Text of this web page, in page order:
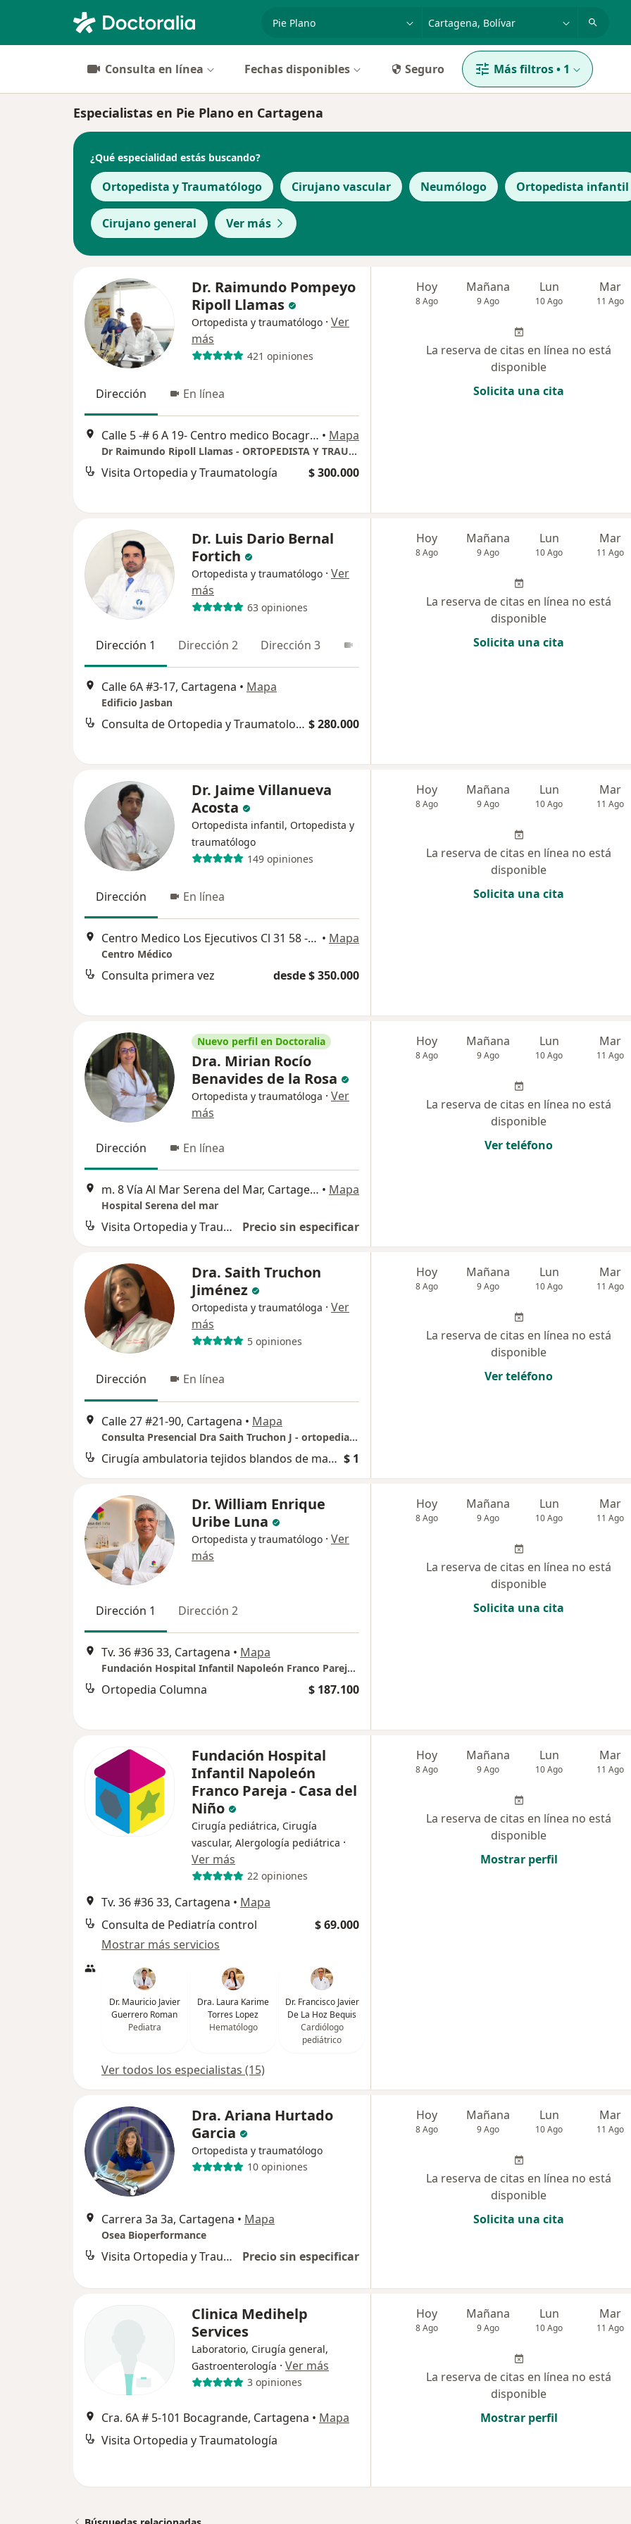
Consulta en línea Fechas disponibles Seguro Más filtros• 1
Especialistas en Pie Plano en Cartagena
¿Qué especialidad estás buscando?
Ortopedista y Traumatólogo Cirujano vascular Neumólogo Ortopedista infantil
Cirujano general Ver más
Dr. Raimundo Pompeyo
Ripoll Llamas
Ortopedista y traumatólogo · Ver
más
421 opiniones
Dirección En línea
Calle 5 -# 6 A 19- Centro medico Bocagrande Consultorio # 204, Cartagena • Mapa
Dr Raimundo Ripoll Llamas - ORTOPEDISTA Y TRAUMATOLOGO- (Bocagrande )
Visita Ortopedia y Traumatología $ 300.000
Hoy
8 Ago
Mañana
9 Ago
Lun
10 Ago
Mar
11 Ago
La reserva de citas en línea no está
disponible
Solicita una cita
Dr. Luis Dario Bernal
Fortich
Ortopedista y traumatólogo · Ver
más
63 opiniones
Dirección 1 Dirección 2 Dirección 3
Calle 6A #3-17, Cartagena • Mapa
Edificio Jasban
Consulta de Ortopedia y Traumatología $ 280.000
Hoy
8 Ago
Mañana
9 Ago
Lun
10 Ago
Mar
11 Ago
La reserva de citas en línea no está
disponible
Solicita una cita
Dr. Jaime Villanueva
Acosta
Ortopedista infantil, Ortopedista y
traumatólogo
149 opiniones
Dirección En línea
Centro Medico Los Ejecutivos Cl 31 58 - 38 Cons 208, Cartagena • Mapa
Centro Médico
Consulta primera vez desde $ 350.000
Hoy
8 Ago
Mañana
9 Ago
Lun
10 Ago
Mar
11 Ago
La reserva de citas en línea no está
disponible
Solicita una cita
Nuevo perfil en Doctoralia
Dra. Mirian Rocío
Benavides de la Rosa
Ortopedista y traumatóloga · Ver
más
Dirección En línea
m. 8 Vía Al Mar Serena del Mar, Cartagena • Mapa
Hospital Serena del mar
Visita Ortopedia y Traumatología Precio sin especificar
Hoy
8 Ago
Mañana
9 Ago
Lun
10 Ago
Mar
11 Ago
La reserva de citas en línea no está
disponible
Ver teléfono
Dra. Saith Truchon
Jiménez
Ortopedista y traumatóloga · Ver
más
5 opiniones
Dirección En línea
Calle 27 #21-90, Cartagena • Mapa
Consulta Presencial Dra Saith Truchon J - ortopedia y traumatologia - Cirugia de mano y Ms
Cirugía ambulatoria tejidos blandos de mano y muñeca $ 1
Hoy
8 Ago
Mañana
9 Ago
Lun
10 Ago
Mar
11 Ago
La reserva de citas en línea no está
disponible
Ver teléfono
Dr. William Enrique
Uribe Luna
Ortopedista y traumatólogo · Ver
más
Dirección 1 Dirección 2
Tv. 36 #36 33, Cartagena • Mapa
Fundación Hospital Infantil Napoleón Franco Pareja - Casa del Niño
Ortopedia Columna $ 187.100
Hoy
8 Ago
Mañana
9 Ago
Lun
10 Ago
Mar
11 Ago
La reserva de citas en línea no está
disponible
Solicita una cita
Fundación Hospital
Infantil Napoleón
Franco Pareja - Casa del
Niño
Cirugía pediátrica, Cirugía
vascular, Alergología pediátrica ·
Ver más
22 opiniones
Tv. 36 #36 33, Cartagena • Mapa
Consulta de Pediatría control
$ 69.000
Mostrar más servicios
Dr. Mauricio Javier
Guerrero Roman
Pediatra
Dra. Laura Karime
Torres Lopez
Hematólogo
Dr. Francisco Javier
De La Hoz Bequis
Cardiólogo
pediátrico
Ver todos los especialistas (15)
Hoy
8 Ago
Mañana
9 Ago
Lun
10 Ago
Mar
11 Ago
La reserva de citas en línea no está
disponible
Mostrar perfil
Dra. Ariana Hurtado
Garcia
Ortopedista y traumatólogo
10 opiniones
Carrera 3a 3a, Cartagena • Mapa
Osea Bioperformance
Visita Ortopedia y Traumatología Precio sin especificar
Hoy
8 Ago
Mañana
9 Ago
Lun
10 Ago
Mar
11 Ago
La reserva de citas en línea no está
disponible
Solicita una cita
Clinica Medihelp
Services
Laboratorio, Cirugía general,
Gastroenterología · Ver más
3 opiniones
Cra. 6A # 5-101 Bocagrande, Cartagena • Mapa
Visita Ortopedia y Traumatología
Hoy
8 Ago
Mañana
9 Ago
Lun
10 Ago
Mar
11 Ago
La reserva de citas en línea no está
disponible
Mostrar perfil